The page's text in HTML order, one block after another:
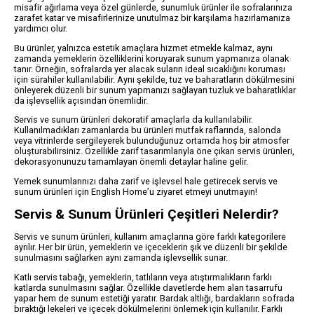
misafir ağırlama veya özel günlerde, sunumluk ürünler ile sofralarınıza
zarafet katar ve misafirlerinize unutulmaz bir karşılama hazırlamanıza
yardımcı olur.
Bu ürünler, yalnızca estetik amaçlara hizmet etmekle kalmaz, aynı
zamanda yemeklerin özelliklerini koruyarak sunum yapmanıza olanak
tanır. Örneğin, sofralarda yer alacak suların ideal sıcaklığını koruması
için sürahiler kullanılabilir. Aynı şekilde, tuz ve baharatların dökülmesini
önleyerek düzenli bir sunum yapmanızı sağlayan tuzluk ve baharatlıklar
da işlevsellik açısından önemlidir.
Servis ve sunum ürünleri dekoratif amaçlarla da kullanılabilir.
Kullanılmadıkları zamanlarda bu ürünleri mutfak raflarında, salonda
veya vitrinlerde sergileyerek bulunduğunuz ortamda hoş bir atmosfer
oluşturabilirsiniz. Özellikle zarif tasarımlarıyla öne çıkan servis ürünleri,
dekorasyonunuzu tamamlayan önemli detaylar haline gelir.
Yemek sunumlarınızı daha zarif ve işlevsel hale getirecek servis ve
sunum ürünleri için English Home’u ziyaret etmeyi unutmayın!
Servis & Sunum Ürünleri Çeşitleri Nelerdir?
Servis ve sunum ürünleri, kullanım amaçlarına göre farklı kategorilere
ayrılır. Her bir ürün, yemeklerin ve içeceklerin şık ve düzenli bir şekilde
sunulmasını sağlarken aynı zamanda işlevsellik sunar.
Katlı servis tabağı, yemeklerin, tatlıların veya atıştırmalıkların farklı
katlarda sunulmasını sağlar. Özellikle davetlerde hem alan tasarrufu
yapar hem de sunum estetiği yaratır. Bardak altlığı, bardakların sofrada
bıraktığı lekeleri ve içecek dökülmelerini önlemek için kullanılır. Farklı